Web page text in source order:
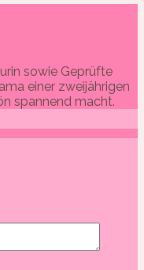
sowie Geprüfte
einer zweijährigen
spannend macht.